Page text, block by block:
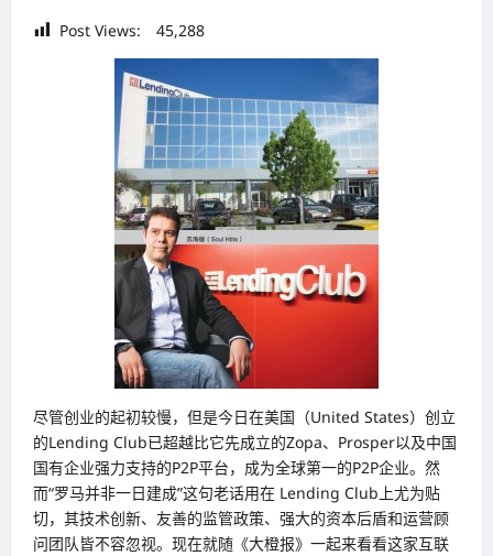
Post Views: 45,288
尽管创业的起初较慢，但是今日在美国（United States）创立
的Lending Club已超越比它先成立的Zopa、Prosper以及中国
国有企业强力支持的P2P平台，成为全球第一的P2P企业。然
而“罗马并非一日建成”这句老话用在 Lending Club上尤为贴
切，其技术创新、友善的监管政策、强大的资本后盾和运营顾
问团队皆不容忽视。现在就随《大橙报》一起来看看这家互联